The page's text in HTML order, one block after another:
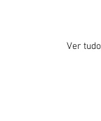
Ver tudo